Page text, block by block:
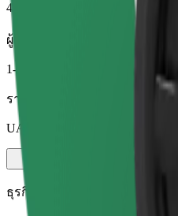
4.4 กม.
ผู้โดยสาร
1-4
ราคาโดยประมาณ
UAH 120.10
ธุรกิจ